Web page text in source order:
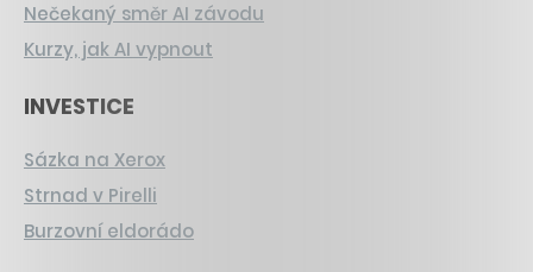
Nečekaný směr AI závodu
Kurzy, jak AI vypnout
INVESTICE
Sázka na Xerox
Strnad v Pirelli
Burzovní eldorádo